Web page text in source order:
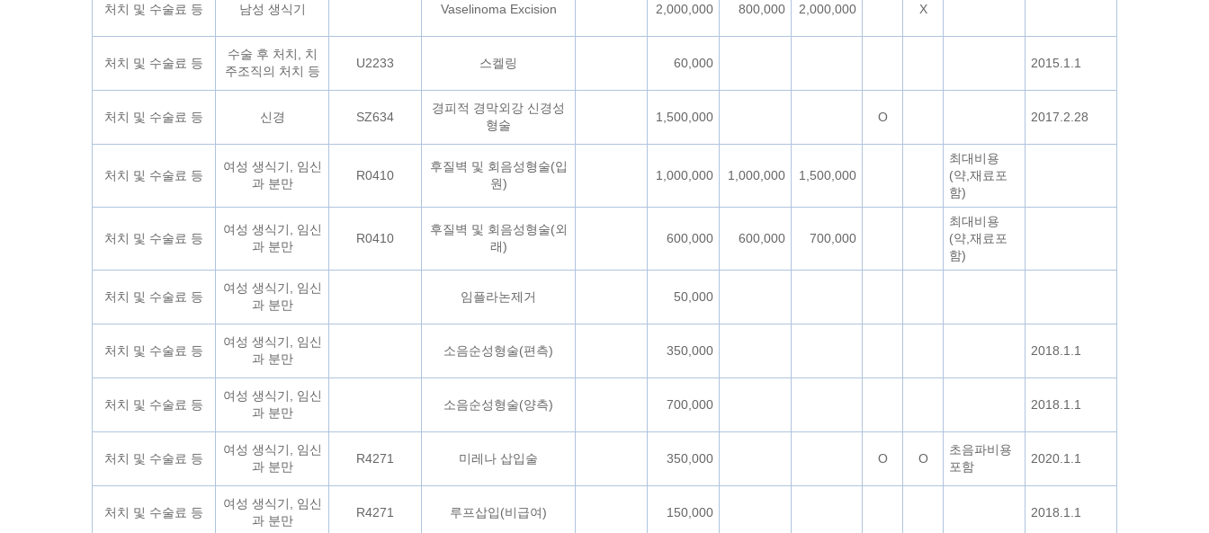
처치 및 수술료 등 남성 생식기 Vaselinoma Excision 2,000,000 800,000 2,000,000 X
처치 및 수술료 등
수술 후 처치, 치
주조직의 처치 등
U2233 스켈링 60,000 2015.1.1
처치 및 수술료 등 신경 SZ634
경피적 경막외강 신경성
형술
1,500,000 O 2017.2.28
처치 및 수술료 등
여성 생식기, 임신
과 분만
R0410
후질벽 및 회음성형술(입
원)
1,000,000 1,000,000 1,500,000
최대비용
(약,재료포
함)
처치 및 수술료 등
여성 생식기, 임신
과 분만
R0410
후질벽 및 회음성형술(외
래)
600,000 600,000 700,000
최대비용
(약,재료포
함)
처치 및 수술료 등
여성 생식기, 임신
과 분만
임플라논제거 50,000
처치 및 수술료 등
여성 생식기, 임신
과 분만
소음순성형술(편측) 350,000 2018.1.1
처치 및 수술료 등
여성 생식기, 임신
과 분만
소음순성형술(양측) 700,000 2018.1.1
처치 및 수술료 등
여성 생식기, 임신
과 분만
R4271 미레나 삽입술 350,000 O O
초음파비용
포함
2020.1.1
처치 및 수술료 등
여성 생식기, 임신
과 분만
R4271 루프삽입(비급여) 150,000 2018.1.1